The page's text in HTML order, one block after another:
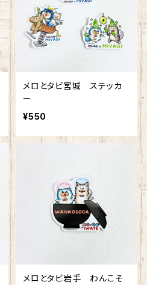
メロとタビ宮城 ステッカ
ー
¥550
メロとタビ岩手 わんこそ